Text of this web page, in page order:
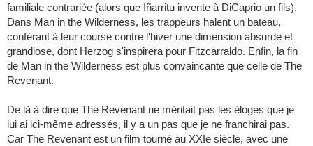
familiale contrariée (alors que Iñarritu invente à DiCaprio un fils).
Dans Man in the Wilderness, les trappeurs halent un bateau,
conférant à leur course contre l'hiver une dimension absurde et
grandiose, dont Herzog s'inspirera pour Fitzcarraldo. Enfin, la fin
de Man in the Wilderness est plus convaincante que celle de The
Revenant.
De là à dire que The Revenant ne méritait pas les éloges que je
lui ai ici-même adressés, il y a un pas que je ne franchirai pas.
Car The Revenant est un film tourné au XXIe siècle, avec une